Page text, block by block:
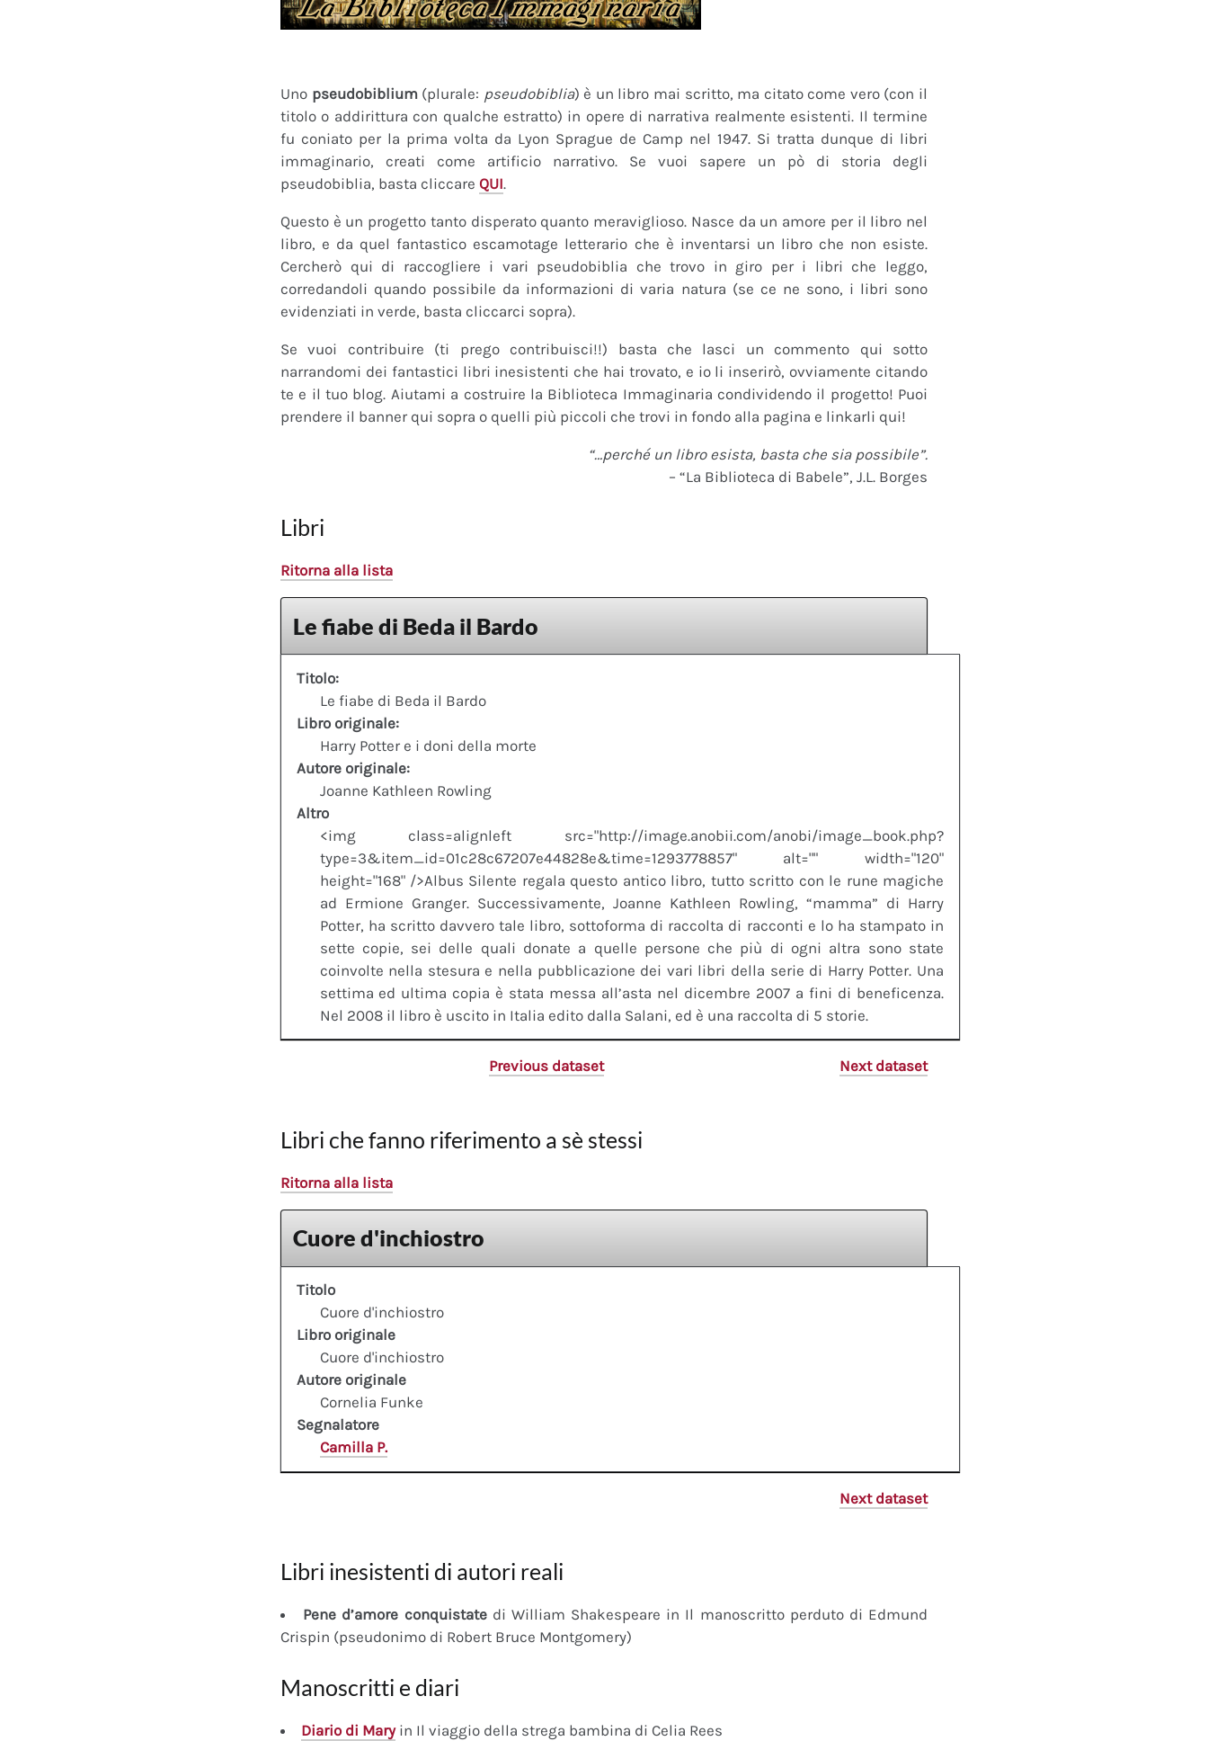
Uno pseudobiblium(plurale: pseudobiblia) è un libro mai scritto, ma citato come vero (con il
titolo o addirittura con qualche estratto) in opere di narrativa realmente esistenti. Il termine
fu coniato per la prima volta da Lyon Sprague de Camp nel 1947. Si tratta dunque di libri
immaginario, creati come artificio narrativo. Se vuoi sapere un pò di storia degli
pseudobiblia, basta cliccare QUI.
Questo è un progetto tanto disperato quanto meraviglioso. Nasce da un amore per il libro nel
libro, e da quel fantastico escamotage letterario che è inventarsi un libro che non esiste.
Cercherò qui di raccogliere i vari pseudobiblia che trovo in giro per i libri che leggo,
corredandoli quando possibile da informazioni di varia natura (se ce ne sono, i libri sono
evidenziati in verde, basta cliccarci sopra).
Se vuoi contribuire (ti prego contribuisci!!) basta che lasci un commento qui sotto
narrandomi dei fantastici libri inesistenti che hai trovato, e io li inserirò, ovviamente citando
te e il tuo blog. Aiutami a costruire la Biblioteca Immaginaria condividendo il progetto! Puoi
prendere il banner qui sopra o quelli più piccoli che trovi in fondo alla pagina e linkarli qui!
“…perché un libro esista, basta che sia possibile”.
– “La Biblioteca di Babele”, J.L. Borges
Libri
Ritorna alla lista
Le fiabe di Beda il Bardo
Titolo:
Le fiabe di Beda il Bardo
Libro originale:
Harry Potter e i doni della morte
Autore originale:
Joanne Kathleen Rowling
Altro
<img class=alignleft src="http://image.anobii.com/anobi/image_book.php?
type=3&item_id=01c28c67207e44828e&time=1293778857" alt="" width="120"
height="168" />Albus Silente regala questo antico libro, tutto scritto con le rune magiche
ad Ermione Granger. Successivamente, Joanne Kathleen Rowling, “mamma” di Harry
Potter, ha scritto davvero tale libro, sottoforma di raccolta di racconti e lo ha stampato in
sette copie, sei delle quali donate a quelle persone che più di ogni altra sono state
coinvolte nella stesura e nella pubblicazione dei vari libri della serie di Harry Potter. Una
settima ed ultima copia è stata messa all’asta nel dicembre 2007 a fini di beneficenza.
Nel 2008 il libro è uscito in Italia edito dalla Salani, ed è una raccolta di 5 storie.
Previous dataset Next dataset
Libri che fanno riferimento a sè stessi
Ritorna alla lista
Cuore d'inchiostro
Titolo
Cuore d'inchiostro
Libro originale
Cuore d'inchiostro
Autore originale
Cornelia Funke
Segnalatore
Camilla P.
Next dataset
Libri inesistenti di autori reali
Pene d’amore conquistatedi William Shakespeare in Il manoscritto perduto di Edmund
Crispin (pseudonimo di Robert Bruce Montgomery)
Manoscritti e diari
Diario di Maryin Il viaggio della strega bambina di Celia Rees